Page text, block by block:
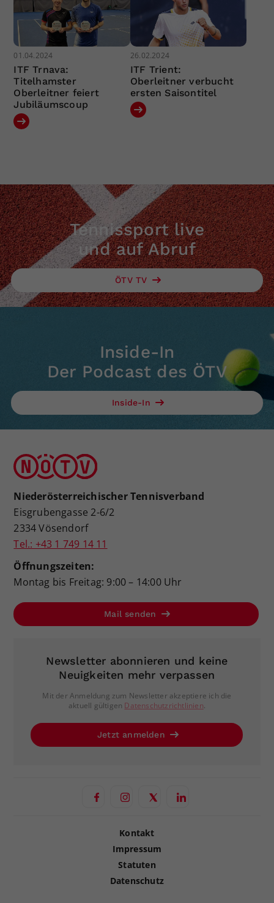
01.04.2024
ITF Trnava:
Titelhamster
Oberleitner feiert
Jubiläumscoup
26.02.2024
ITF Trient:
Oberleitner verbucht
ersten Saisontitel
Tennissport live
und auf Abruf
ÖTV TV
Inside-In
Der Podcast des ÖTV
Inside-In
Niederösterreichischer Tennisverband
Eisgrubengasse 2-6/2
2334 Vösendorf
Tel.: +43 1 749 14 11
Öffnungszeiten:
Montag bis Freitag: 9:00 – 14:00 Uhr
Mail senden
Newsletter abonnieren und keine
Neuigkeiten mehr verpassen
Mit der Anmeldung zum Newsletter akzeptiere ich die
aktuell gültigen Datenschutzrichtlinien.
Jetzt anmelden
Kontakt
Impressum
Statuten
Datenschutz